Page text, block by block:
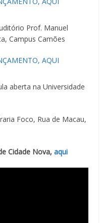
Prof. Manuel
Campus Camões
AQUI
aberta na Universidade
Foco, Rua de Macau,
Cidade Nova,aqui